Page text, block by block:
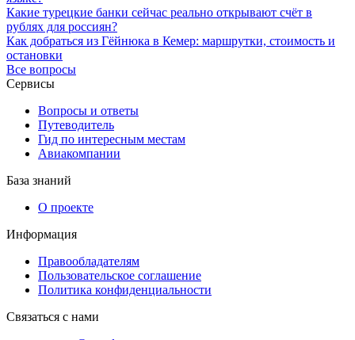
Какие турецкие банки сейчас реально открывают счёт в
рублях для россиян?
Как добраться из Гёйнюка в Кемер: маршрутки, стоимость и
остановки
Все вопросы
Сервисы
Вопросы и ответы
Путеводитель
Гид по интересным местам
Авиакомпании
База знаний
О проекте
Информация
Правообладателям
Пользовательское соглашение
Политика конфиденциальности
Связаться с нами